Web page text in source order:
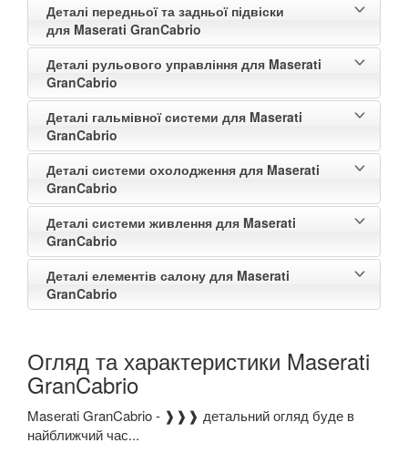
Деталі передньої та задньої підвіски
для Maserati GranCabrio
Деталі рульового управління для Maserati
GranCabrio
Деталі гальмівної системи для Maserati
GranCabrio
Деталі системи охолодження для Maserati
GranCabrio
Деталі системи живлення для Maserati
GranCabrio
Деталі елементів салону для Maserati
GranCabrio
Огляд та характеристики Maserati
GranCabrio
Maserati GranCabrio - ❱❱❱ детальний огляд буде в
найближчий час...